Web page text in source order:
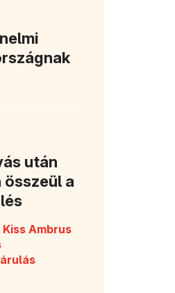
után
összeül a
Kiss Ambrus